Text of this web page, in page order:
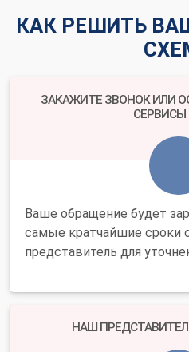
КАК РЕШИТЬ
ЗАКАЖИТЕ ЗВОНОК ИЛИ
СЕРВИСЫ
Ваше обращение будет
самые кратчайшие сроки
представитель для
НАШ